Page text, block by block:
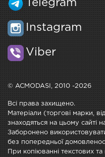
Telegram
Instagram
Viber
© ACMODASI, 2010 -2026
Всі права захищено.
Матеріали (торгові марки,
знаходяться на цьому сайті
Заборонено
без попередньої
При копіюванні текстових